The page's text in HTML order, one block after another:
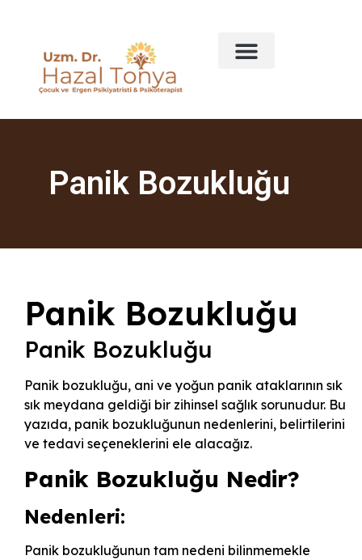
Panik Bozukluğu
Panik Bozukluğu
Panik Bozukluğu
Panik bozukluğu, ani ve yoğun panik ataklarının sık
sık meydana geldiği bir zihinsel sağlık sorunudur. Bu
yazıda, panik bozukluğunun nedenlerini, belirtilerini
ve tedavi seçeneklerini ele alacağız.
Panik Bozukluğu Nedir?
Nedenleri:
Panik bozukluğunun tam nedeni bilinmemekle